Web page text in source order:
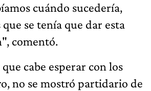
cuándo sucedería,
se tenía que dar esta
comentó.
cabe esperar con los
no se mostró partidario de